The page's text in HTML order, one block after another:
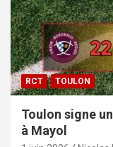
RCT TOULON
Toulon signe
à Mayol